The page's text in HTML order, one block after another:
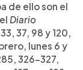
de ello son el
Diario
37, 98 y 120,
lunes 6 y
326-327,